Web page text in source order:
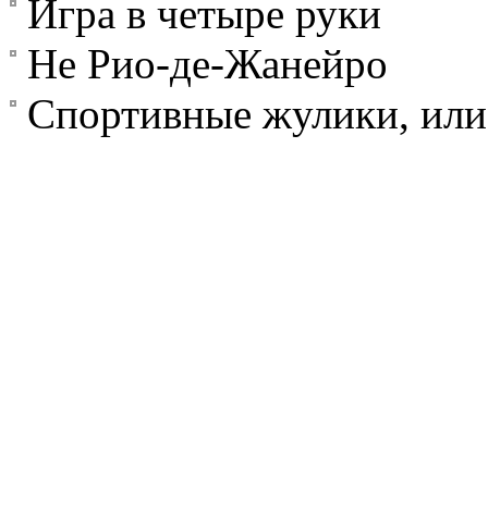
Игра в четыре руки
Не Рио-де-Жанейро
Спортивные жулики,